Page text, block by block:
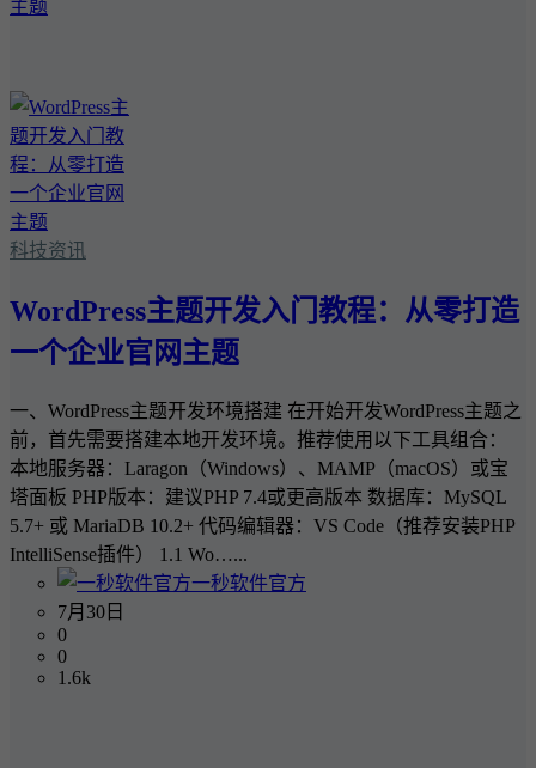
科技资讯
WordPress主题开发入门教程：从零打造
一个企业官网主题
一、WordPress主题开发环境搭建 在开始开发WordPress主题之
前，首先需要搭建本地开发环境。推荐使用以下工具组合：
本地服务器：Laragon（Windows）、MAMP（macOS）或宝
塔面板 PHP版本：建议PHP 7.4或更高版本 数据库：MySQL
5.7+ 或 MariaDB 10.2+ 代码编辑器：VS Code（推荐安装PHP
IntelliSense插件） 1.1 Wo…...
一秒软件官方
7月30日
0
0
1.6k